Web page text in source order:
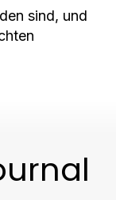
sind, und